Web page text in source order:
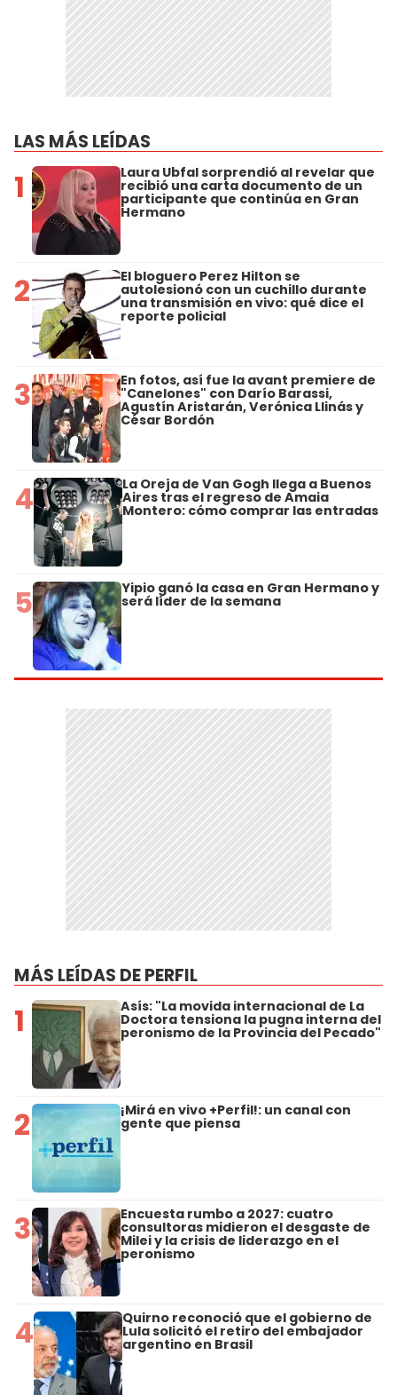
LAS MÁS LEÍDAS
1 Laura Ubfal sorprendió al revelar que
recibió una carta documento de un
participante que continúa en Gran
Hermano
2 El bloguero Perez Hilton se
autolesionó con un cuchillo durante
una transmisión en vivo: qué dice el
reporte policial
3 En fotos, así fue la avant premiere de
"Canelones" con Darío Barassi,
Agustín Aristarán, Verónica Llinás y
César Bordón
4 La Oreja de Van Gogh llega a Buenos
Aires tras el regreso de Amaia
Montero: cómo comprar las entradas
5 Yipio ganó la casa en Gran Hermano y
será líder de la semana
MÁS LEÍDAS DE PERFIL
1 Asís: "La movida internacional de La
Doctora tensiona la pugna interna del
peronismo de la Provincia del Pecado"
2 ¡Mirá en vivo +Perfil!: un canal con
gente que piensa
3 Encuesta rumbo a 2027: cuatro
consultoras midieron el desgaste de
Milei y la crisis de liderazgo en el
peronismo
4 Quirno reconoció que el gobierno de
Lula solicitó el retiro del embajador
argentino en Brasil